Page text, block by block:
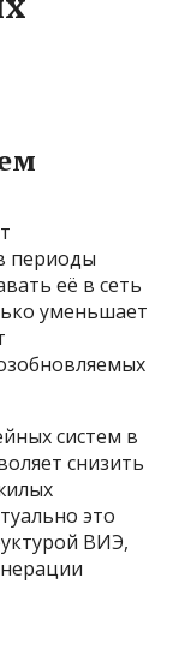
периоды
её в сеть
уменьшает
систем в
снизить
это
ВИЭ,